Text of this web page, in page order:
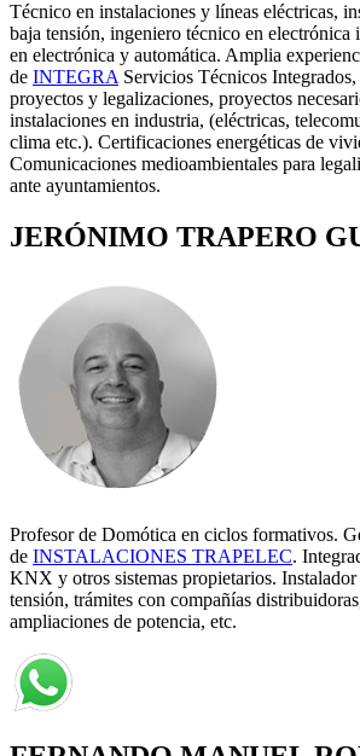
Técnico en instalaciones y líneas eléctricas,
baja tensión, ingeniero técnico en electrónica
en electrónica y automática. Amplia
de INTEGRA Servicios Técnicos
proyectos y legalizaciones, proyectos
instalaciones en industria, (eléctricas,
clima etc.). Certificaciones energéticas de
Comunicaciones medioambientales para
ante ayuntamientos.
JERÓNIMO TRAPERO
Profesor de Domótica en ciclos formativos.
de INSTALACIONES TRAPELEC.
KNX y otros sistemas propietarios. Instalador
tensión, trámites con compañías
ampliaciones de potencia, etc.